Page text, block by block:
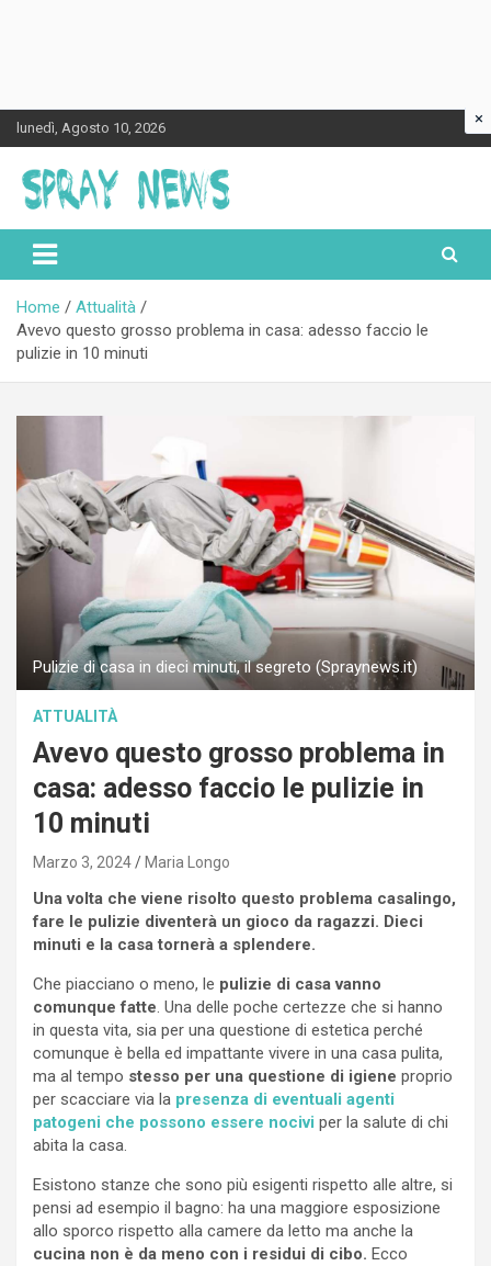
Skip
to
content
lunedì, Agosto 10, 2026
Spraynews.it
Home
Attualità
Avevo questo grosso problema in casa: adesso faccio le
pulizie in 10 minuti
Pulizie di casa in dieci minuti, il segreto (Spraynews.it)
ATTUALITÀ
Avevo questo grosso problema in
casa: adesso faccio le pulizie in
10 minuti
Marzo 3, 2024 Maria Longo
Una volta che viene risolto questo problema casalingo,
fare le pulizie diventerà un gioco da ragazzi. Dieci
minuti e la casa tornerà a splendere.
Che piacciano o meno, le pulizie di casa vanno
comunque fatte. Una delle poche certezze che si hanno
in questa vita, sia per una questione di estetica perché
comunque è bella ed impattante vivere in una casa pulita,
ma al tempo stesso per una questione di igiene proprio
per scacciare via la presenza di eventuali agenti
patogeni che possono essere nocivi per la salute di chi
abita la casa.
Esistono stanze che sono più esigenti rispetto alle altre, si
pensi ad esempio il bagno: ha una maggiore esposizione
allo sporco rispetto alla camere da letto ma anche la
cucina non è da meno con i residui di cibo. Ecco
×